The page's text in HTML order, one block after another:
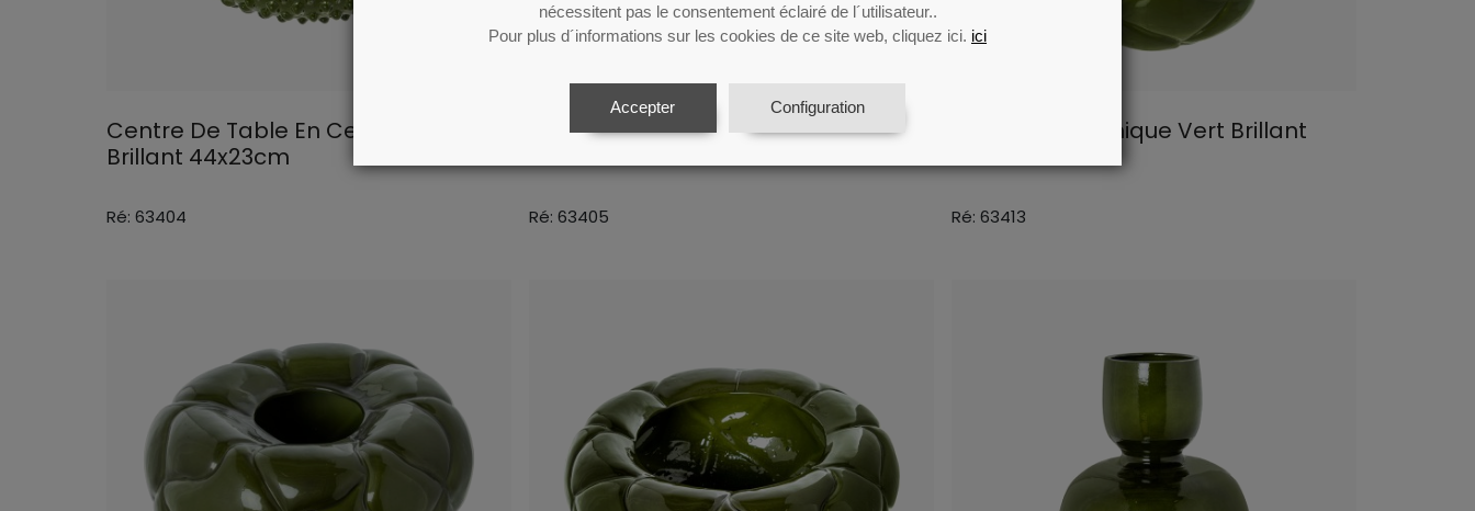
nécessitent pas le consentement éclairé de l´utilisateur..
Pour plus d´informations sur les cookies de ce site web, cliquez ici. ici
Accepter Configuration
Centre De Table En Ceramique Vert
Brillant 44x23cm
Ré: 63404
Vase En Ceramique Vert Brillant
Ré: 63405
Vase En Ceramique Vert Brillant
Ré: 63413